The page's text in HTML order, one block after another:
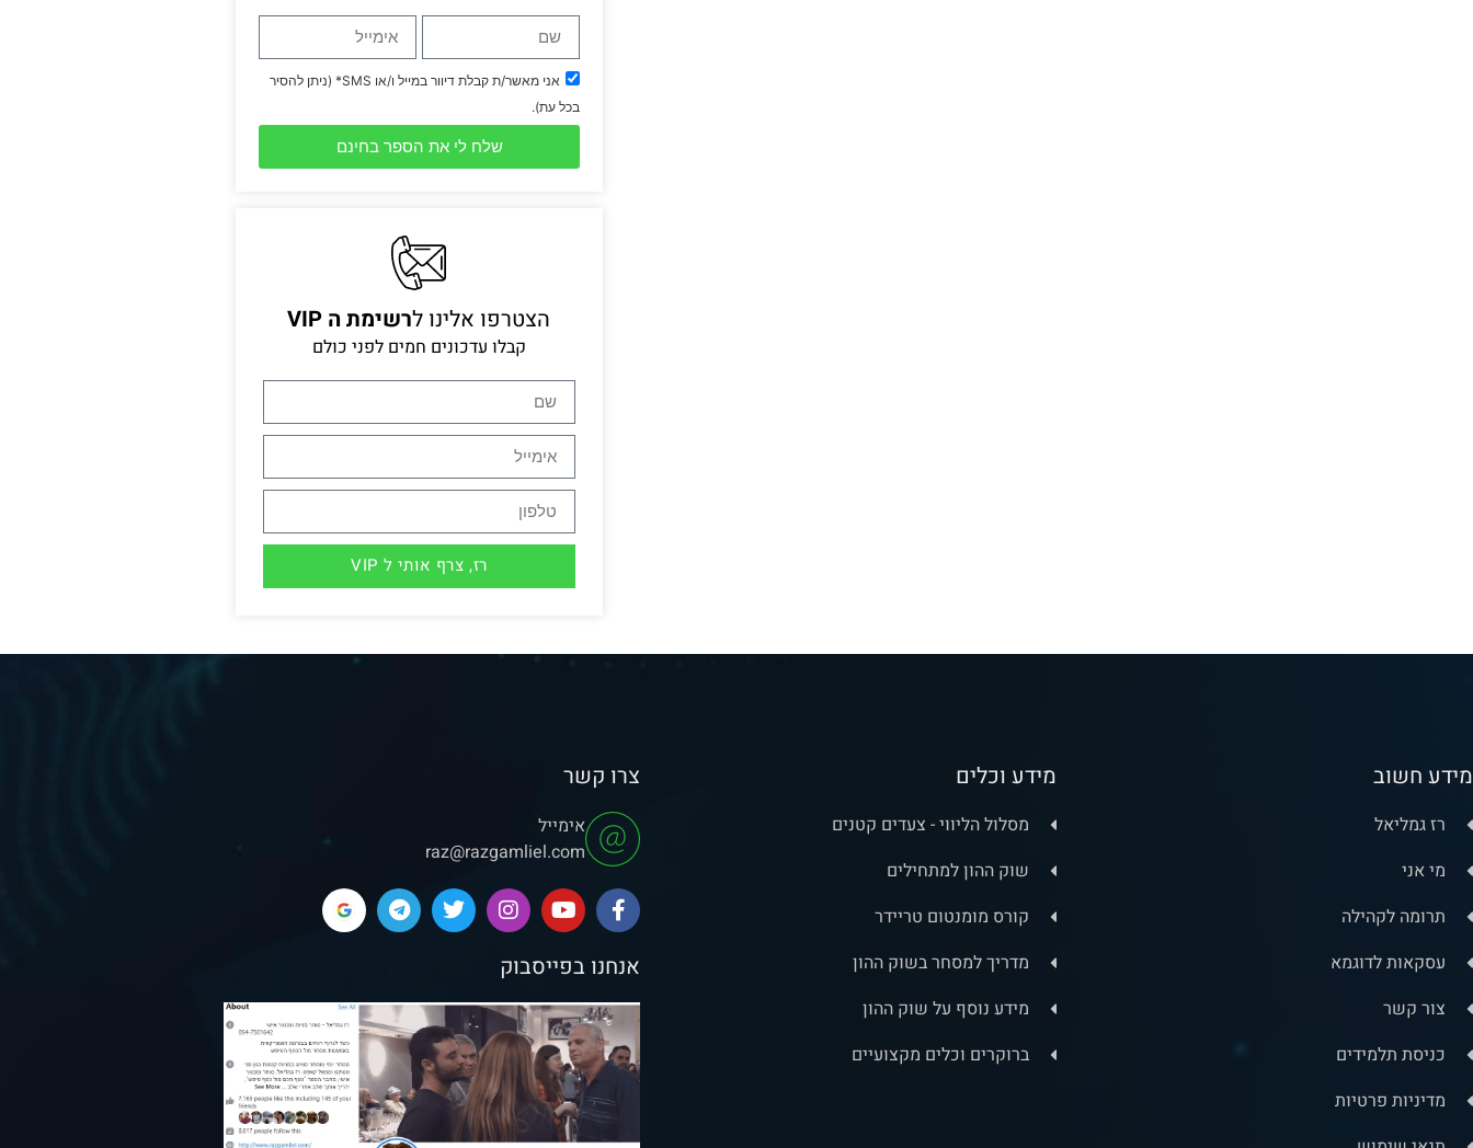
אני מאשר/ת קבלת דיוור במייל ו/או SMS* (ניתן להסיר
בכל עת).
שלח לי את הספר בחינם
הצטרפו אלינו לרשימת ה VIP
קבלו עדכונים חמים לפני כולם
רז, צרף אותי ל VIP
מידע חשוב
רז גמליאל
מי אני
תרומה לקהילה
עסקאות לדוגמא
צור קשר
כניסת תלמידים
מדיניות פרטיות
מידע וכלים
מסלול הליווי - צעדים קטנים
שוק ההון למתחילים
קורס מומנטום טריידר
מדריך למסחר בשוק ההון
מידע נוסף על שוק ההון
ברוקרים וכלים מקצועיים
צרו קשר
אימייל
raz@razgamliel.com
אנחנו בפייסבוק